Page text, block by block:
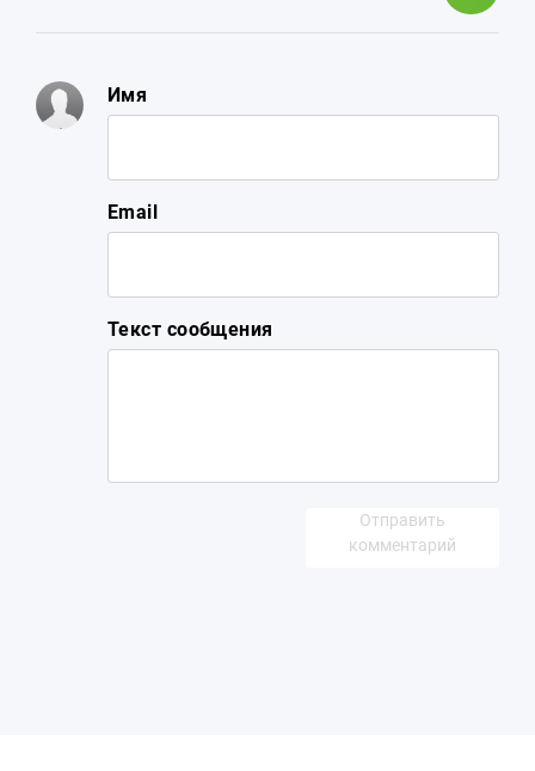
Имя
Email
Текст сообщения
Отправить
комментарий